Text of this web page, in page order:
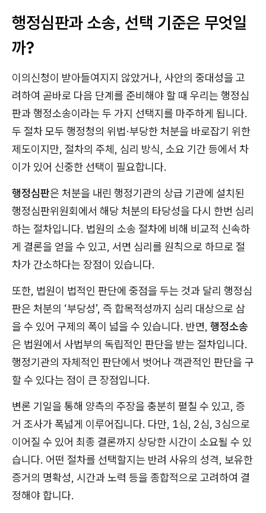
행정심판과 소송, 선택 기준은 무엇일
까?
이의신청이 받아들여지지 않았거나, 사안의 중대성을 고
려하여 곧바로 다음 단계를 준비해야 할 때 우리는 행정심
판과 행정소송이라는 두 가지 선택지를 마주하게 됩니다.
두 절차 모두 행정청의 위법·부당한 처분을 바로잡기 위한
제도이지만, 절차의 주체, 심리 방식, 소요 기간 등에서 차
이가 있어 신중한 선택이 필요합니다.
행정심판은 처분을 내린 행정기관의 상급 기관에 설치된
행정심판위원회에서 해당 처분의 타당성을 다시 한번 심리
하는 절차입니다. 법원의 소송 절차에 비해 비교적 신속하
게 결론을 얻을 수 있고, 서면 심리를 원칙으로 하므로 절
차가 간소하다는 장점이 있습니다.
또한, 법원이 법적인 판단에 중점을 두는 것과 달리 행정심
판은 처분의 ‘부당성’, 즉 합목적성까지 심리 대상으로 삼
을 수 있어 구제의 폭이 넓을 수 있습니다. 반면, 행정소송
은 법원에서 사법부의 독립적인 판단을 받는 절차입니다.
행정기관의 자체적인 판단에서 벗어나 객관적인 판단을 구
할 수 있다는 점이 큰 장점입니다.
변론 기일을 통해 양측의 주장을 충분히 펼칠 수 있고, 증
거 조사가 폭넓게 이루어집니다. 다만, 1심, 2심, 3심으로
이어질 수 있어 최종 결론까지 상당한 시간이 소요될 수 있
습니다. 어떤 절차를 선택할지는 반려 사유의 성격, 보유한
증거의 명확성, 시간과 노력 등을 종합적으로 고려하여 결
정해야 합니다.